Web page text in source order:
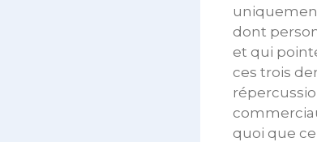
dont
et qui
ces trois
quoi que ce